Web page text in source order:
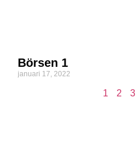
Börsen 1
januari 17, 2022
1 2 3